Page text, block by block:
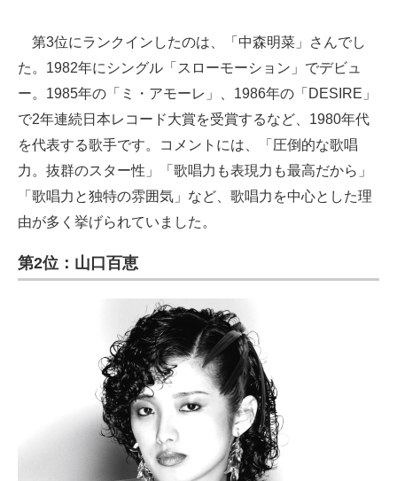
第3位にランクインしたのは、「中森明菜」さんでし
た。1982年にシングル「スローモーション」でデビュ
ー。1985年の「ミ・アモーレ」、1986年の「DESIRE」
で2年連続日本レコード大賞を受賞するなど、1980年代
を代表する歌手です。コメントには、「圧倒的な歌唱
力。抜群のスター性」「歌唱力も表現力も最高だから」
「歌唱力と独特の雰囲気」など、歌唱力を中心とした理
由が多く挙げられていました。
第2位：山口百恵